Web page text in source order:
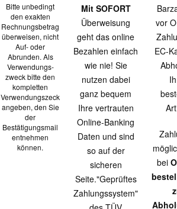
Bitte unbedingt
den exakten
Rechnungsbetrag
überweisen, nicht
Auf- oder
Abrunden. Als
Verwendungs-
zweck bitte den
kompletten
Verwendungszeck
angeben, den Sie
der
Bestätigungsmail
entnehmen
können.
Mit SOFORT
Überweisung
geht das online
Bezahlen einfach
wie nie! Sie
nutzen dabei
ganz bequem
Ihre vertrauten
Online-Banking
Daten und sind
so auf der
sicheren
Seite."Geprüftes
Zahlungssystem"
vor
EC-
bei